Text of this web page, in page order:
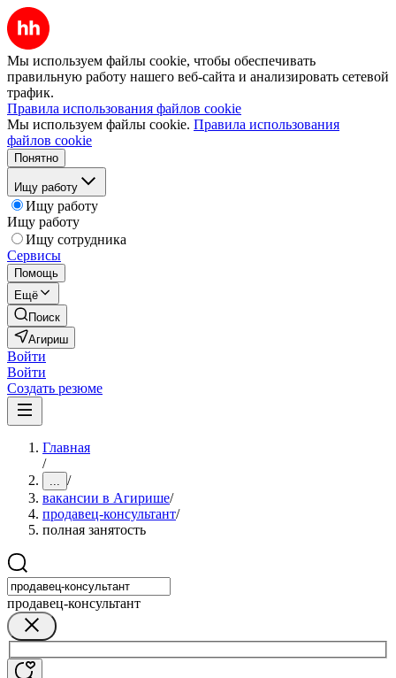
Мы используем файлы cookie, чтобы обеспечивать
правильную работу нашего веб-сайта и анализировать сетевой
трафик.
Правила использования файлов cookie
Мы используем файлы cookie. Правила использования
файлов cookie
Понятно
Ищу работу
Ищу работу
Ищу работу
Ищу сотрудника
Сервисы
Помощь
Ещё
Поиск
Агириш
Войти
Войти
Создать резюме
Главная
/
... /
вакансии в Агирише/
продавец-консультант/
полная занятость
продавец-консультант